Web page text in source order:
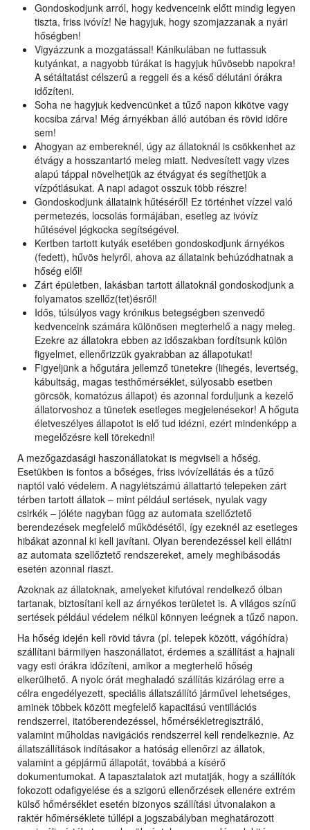
Gondoskodjunk arról, hogy kedvenceink előtt mindig legyen
tiszta, friss ivóvíz! Ne hagyjuk, hogy szomjazzanak a nyári
hőségben!
Vigyázzunk a mozgatással! Kánikulában ne futtassuk
kutyánkat, a nagyobb túrákat is hagyjuk hűvösebb napokra!
A sétáltatást célszerű a reggeli és a késő délutáni órákra
időzíteni.
Soha ne hagyjuk kedvencünket a tűző napon kikötve vagy
kocsiba zárva! Még árnyékban álló autóban és rövid időre
sem!
Ahogyan az embereknél, úgy az állatoknál is csökkenhet az
étvágy a hosszantartó meleg miatt. Nedvesített vagy vizes
alapú táppal növelhetjük az étvágyat és segíthetjük a
vízpótlásukat. A napi adagot osszuk több részre!
Gondoskodjunk állataink hűtéséről! Ez történhet vízzel való
permetezés, locsolás formájában, esetleg az ivóvíz
hűtésével jégkocka segítségével.
Kertben tartott kutyák esetében gondoskodjunk árnyékos
(fedett), hűvös helyről, ahova az állataink behúzódhatnak a
hőség elől!
Zárt épületben, lakásban tartott állatoknál gondoskodjunk a
folyamatos szellőz(tet)ésről!
Idős, túlsúlyos vagy krónikus betegségben szenvedő
kedvenceink számára különösen megterhelő a nagy meleg.
Ezekre az állatokra ebben az időszakban fordítsunk külön
figyelmet, ellenőrizzük gyakrabban az állapotukat!
Figyeljünk a hőgutára jellemző tünetekre (lihegés, levertség,
kábultság, magas testhőmérséklet, súlyosabb esetben
görcsök, komatózus állapot) és azonnal forduljunk a kezelő
állatorvoshoz a tünetek esetleges megjelenésekor! A hőguta
életveszélyes állapotot is elő tud idézni, ezért mindenképp a
megelőzésre kell törekedni!
A mezőgazdasági haszonállatokat is megviseli a hőség.
Esetükben is fontos a bőséges, friss ivóvízellátás és a tűző
naptól való védelem. A nagylétszámú állattartó telepeken zárt
térben tartott állatok – mint például sertések, nyulak vagy
csirkék – jóléte nagyban függ az automata szellőztető
berendezések megfelelő működésétől, így ezeknél az esetleges
hibákat azonnal ki kell javítani. Olyan berendezéssel kell ellátni
az automata szellőztető rendszereket, amely meghibásodás
esetén azonnal riaszt.
Azoknak az állatoknak, amelyeket kifutóval rendelkező ólban
tartanak, biztosítani kell az árnyékos területet is. A világos színű
sertések például védelem nélkül könnyen leégnek a tűző napon.
Ha hőség idején kell rövid távra (pl. telepek között, vágóhídra)
szállítani bármilyen haszonállatot, érdemes a szállítást a hajnali
vagy esti órákra időzíteni, amikor a megterhelő hőség
elkerülhető. A nyolc órát meghaladó szállítás kizárólag erre a
célra engedélyezett, speciális állatszállító járművel lehetséges,
aminek többek között megfelelő kapacitású ventillációs
rendszerrel, itatóberendezéssel, hőmérsékletregisztráló,
valamint műholdas navigációs rendszerrel kell rendelkeznie. Az
állatszállítások indításakor a hatóság ellenőrzi az állatok,
valamint a gépjármű állapotát, továbbá a kísérő
dokumentumokat. A tapasztalatok azt mutatják, hogy a szállítók
fokozott odafigyelése és a szigorú ellenőrzések ellenére extrém
külső hőmérséklet esetén bizonyos szállítási útvonalakon a
raktér hőmérséklete túllépi a jogszabályban meghatározott